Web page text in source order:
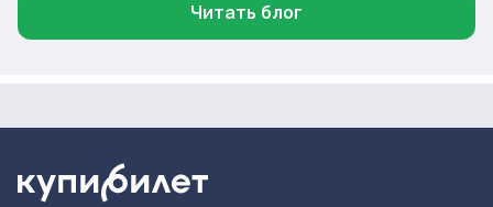
Читать блог